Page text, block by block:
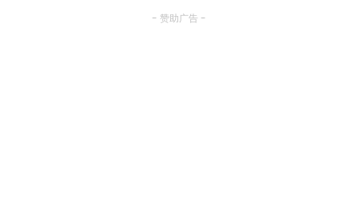
- 赞助广告 -